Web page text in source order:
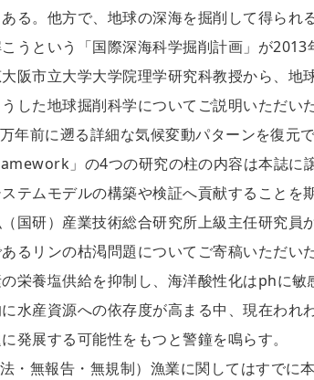
る。他方で、地球の深海を掘削して得ら
うという「国際深海科学掘削計画」が
阪市立大学大学院理学研究科教授から、地
した地球掘削科学についてご説明いただ
年前に遡る詳細な気候変動パターンを復元
」の4つの研究の柱の内容は本誌に
テムモデルの構築や検証へ貢献することを
国研）産業技術総合研究所上級主任研究員
るリンの枯渇問題についてご寄稿いただ
栄養塩供給を抑制し、海洋酸性化はphに
水産資源への依存度が高まる中、現在われ
発展する可能性をもつと警鐘を鳴らす。
・無報告・無規制）漁業に関してはすでに